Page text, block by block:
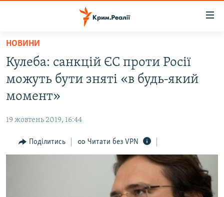
Перейти
основного
матеріалу
Перейти
до
основної
Перейти
до
НОВИНИ
ВОДА.КРИМ
ВІДЕО ТА ФОТО
БЛОГИ
ПОГЛЯД
НОВИНИ
Кулеба: санкцій ЄС проти Росії
можуть бути зняті «в будь-який
момент»
19 жовтень 2019, 16:44
Поділитись Читати без VPN